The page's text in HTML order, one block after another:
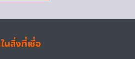
นสิ่งที่เชื่อ